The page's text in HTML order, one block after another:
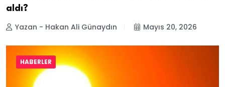
aldı?
Yazan - Hakan Ali Günaydın Mayıs 20, 2026
HABERLER